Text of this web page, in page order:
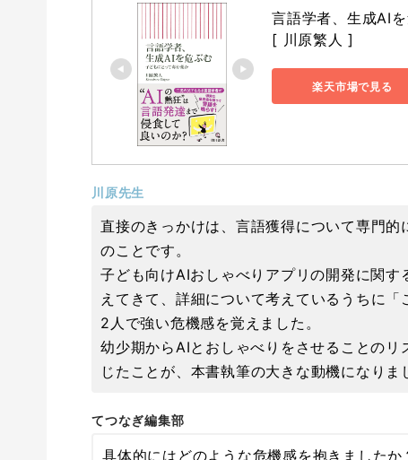
言語学者、生成AI
[ 川原繁人 ]
楽天市場で見る
川原先生
直接のきっかけは、言語獲得について専門
のことです。
子ども向けAIおしゃべりアプリの開発に関
えてきて、詳細について考えているうちに
2人で強い危機感を覚えました。
幼少期からAIとおしゃべりをさせることの
じたことが、本書執筆の大きな動機になりま
てつなぎ編集部
具体的にはどのような危機感を抱きましたか